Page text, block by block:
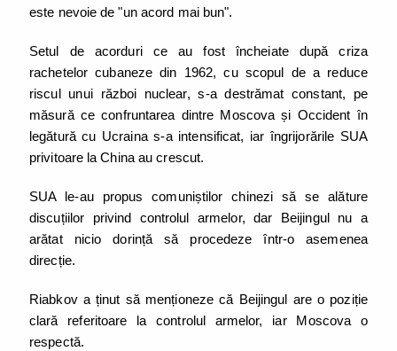
este nevoie de "un acord mai bun".
Setul de acorduri ce au fost încheiate după criza
rachetelor cubaneze din 1962, cu scopul de a reduce
riscul unui război nuclear, s-a destrămat constant, pe
măsură ce confruntarea dintre Moscova și Occident în
legătură cu Ucraina s-a intensificat, iar îngrijorările SUA
privitoare la China au crescut.
SUA le-au propus comuniștilor chinezi să se alăture
discuțiilor privind controlul armelor, dar Beijingul nu a
arătat nicio dorință să procedeze într-o asemenea
direcție.
Riabkov a ținut să menționeze că Beijingul are o poziție
clară referitoare la controlul armelor, iar Moscova o
respectă.